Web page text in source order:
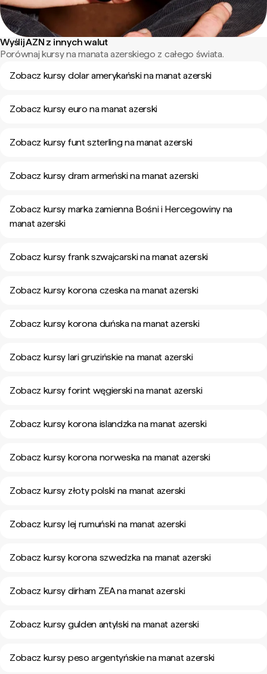
Wyślij AZN z innych walut
Porównaj kursy na manata azerskiego z całego świata.
Zobacz kursy dolar amerykański na manat azerski
Zobacz kursy euro na manat azerski
Zobacz kursy funt szterling na manat azerski
Zobacz kursy dram armeński na manat azerski
Zobacz kursy marka zamienna Bośni i Hercegowiny na
manat azerski
Zobacz kursy frank szwajcarski na manat azerski
Zobacz kursy korona czeska na manat azerski
Zobacz kursy korona duńska na manat azerski
Zobacz kursy lari gruzińskie na manat azerski
Zobacz kursy forint węgierski na manat azerski
Zobacz kursy korona islandzka na manat azerski
Zobacz kursy korona norweska na manat azerski
Zobacz kursy złoty polski na manat azerski
Zobacz kursy lej rumuński na manat azerski
Zobacz kursy korona szwedzka na manat azerski
Zobacz kursy dirham ZEA na manat azerski
Zobacz kursy gulden antylski na manat azerski
Zobacz kursy peso argentyńskie na manat azerski